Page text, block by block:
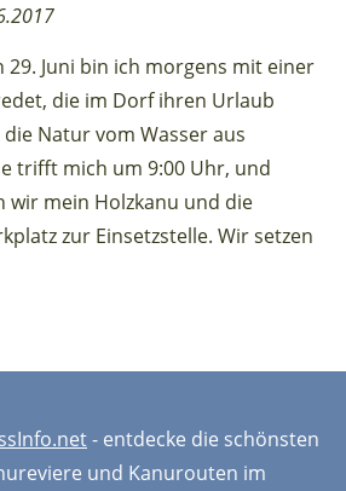
29. Juni bin ich morgens mit einer
die im Dorf ihren Urlaub
Natur vom Wasser aus
trifft mich um 9:00 Uhr, und
wir mein Holzkanu und die
zur Einsetzstelle. Wir setzen
- entdecke die schönsten
und Kanurouten im